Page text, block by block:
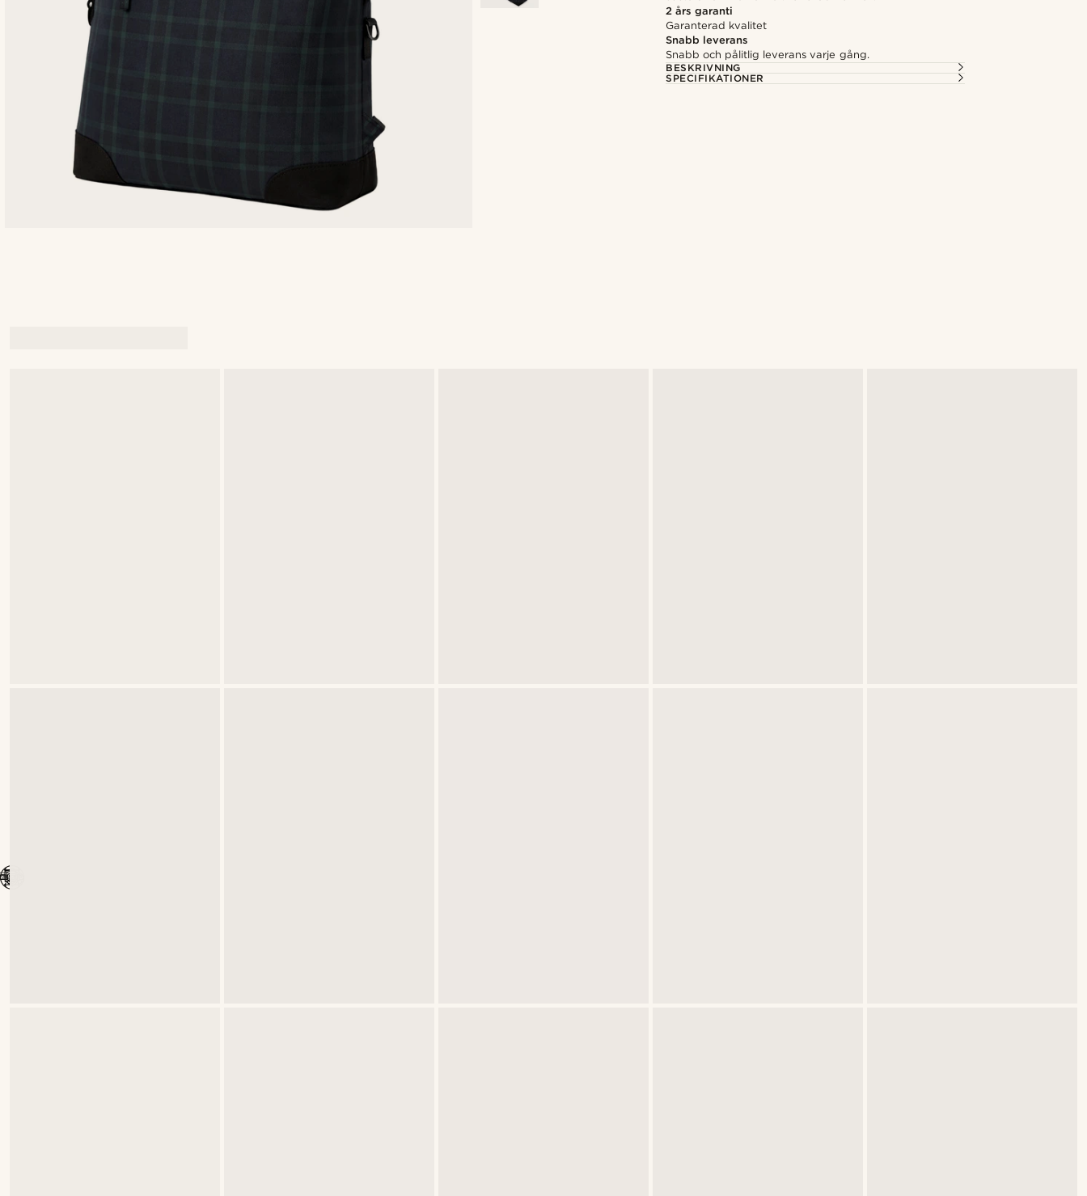
2 års garanti
Garanterad kvalitet
Snabb leverans
Snabb och pålitlig leverans varje gång.
BESKRIVNING
SPECIFIKATIONER